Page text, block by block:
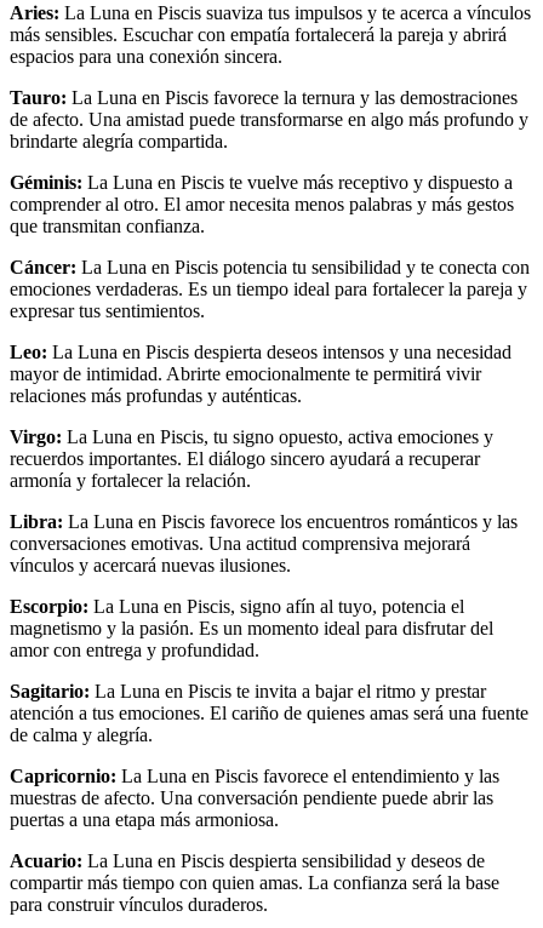
Aries: La Luna en Piscis suaviza tus impulsos y te acerca a vínculos
más sensibles. Escuchar con empatía fortalecerá la pareja y abrirá
espacios para una conexión sincera.
Tauro: La Luna en Piscis favorece la ternura y las demostraciones
de afecto. Una amistad puede transformarse en algo más profundo y
brindarte alegría compartida.
Géminis: La Luna en Piscis te vuelve más receptivo y dispuesto a
comprender al otro. El amor necesita menos palabras y más gestos
que transmitan confianza.
Cáncer: La Luna en Piscis potencia tu sensibilidad y te conecta con
emociones verdaderas. Es un tiempo ideal para fortalecer la pareja y
expresar tus sentimientos.
Leo: La Luna en Piscis despierta deseos intensos y una necesidad
mayor de intimidad. Abrirte emocionalmente te permitirá vivir
relaciones más profundas y auténticas.
Virgo: La Luna en Piscis, tu signo opuesto, activa emociones y
recuerdos importantes. El diálogo sincero ayudará a recuperar
armonía y fortalecer la relación.
Libra: La Luna en Piscis favorece los encuentros románticos y las
conversaciones emotivas. Una actitud comprensiva mejorará
vínculos y acercará nuevas ilusiones.
Escorpio: La Luna en Piscis, signo afín al tuyo, potencia el
magnetismo y la pasión. Es un momento ideal para disfrutar del
amor con entrega y profundidad.
Sagitario: La Luna en Piscis te invita a bajar el ritmo y prestar
atención a tus emociones. El cariño de quienes amas será una fuente
de calma y alegría.
Capricornio: La Luna en Piscis favorece el entendimiento y las
muestras de afecto. Una conversación pendiente puede abrir las
puertas a una etapa más armoniosa.
Acuario: La Luna en Piscis despierta sensibilidad y deseos de
compartir más tiempo con quien amas. La confianza será la base
para construir vínculos duraderos.